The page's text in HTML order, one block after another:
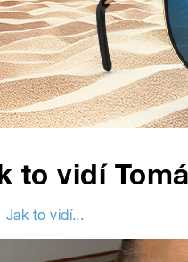
to vidí
Jak to vidí...